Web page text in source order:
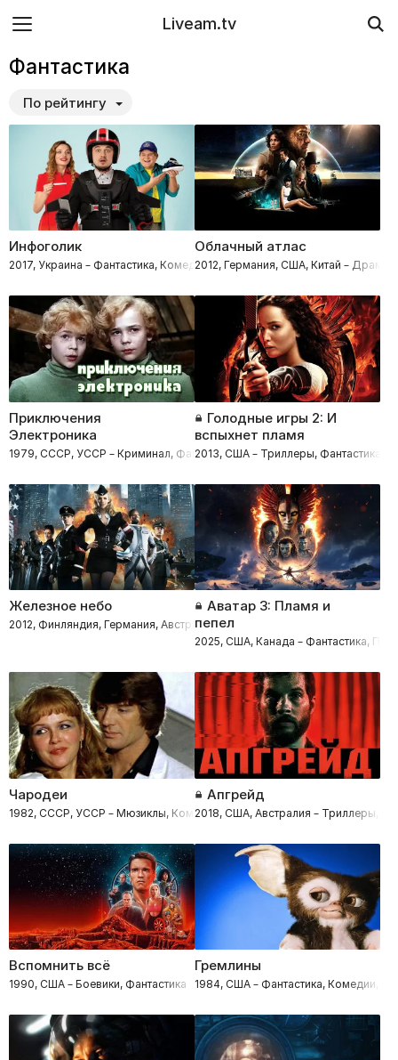
Liveam.tv
Фантастика
По рейтингу
Инфоголик
2017, Украина – Фантастика, Комедии
Облачный атлас
2012, Германия, США, Китай – Драмы,
Приключения
Электроника
1979, СССР, УССР – Криминал, Фантастика, Приключения, Комедии,
Голодные игры 2: И
вспыхнет пламя
2013, США – Триллеры, Фантастика,
Железное небо
2012, Финляндия, Германия, Австралия, Франция, Норвегия, Бельгия,
Аватар 3: Пламя и
пепел
2025, США, Канада – Фантастика,
Чародеи
1982, СССР, УССР – Мюзиклы, Комедии, Фантастика
Апгрейд
2018, США, Австралия – Триллеры,
Вспомнить всё
1990, США – Боевики, Фантастика
Гремлины
1984, США – Фантастика, Комедии,